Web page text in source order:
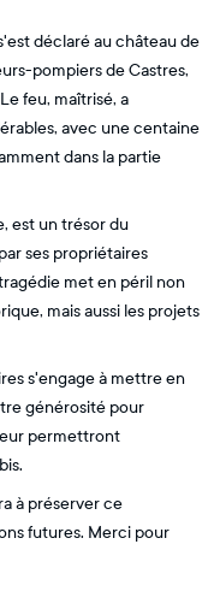
déclaré au château de
pompiers de Castres,
feu, maîtrisé, a
avec une centaine
dans la partie
est un trésor du
ses propriétaires
met en péril non
mais aussi les projets
s'engage à mettre en
générosité pour
permettront
à préserver ce
futures. Merci pour